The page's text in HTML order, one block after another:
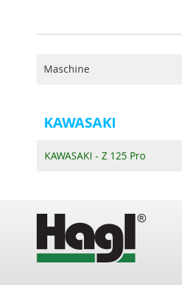
Maschine
KAWASAKI
KAWASAKI - Z 125 Pro